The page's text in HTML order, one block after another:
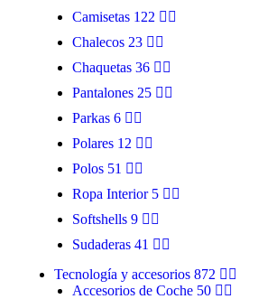
Camisetas 122
Chalecos 23
Chaquetas 36
Pantalones 25
Parkas 6
Polares 12
Polos 51
Ropa Interior 5
Softshells 9
Sudaderas 41
Tecnología y accesorios 872
Accesorios de Coche 50